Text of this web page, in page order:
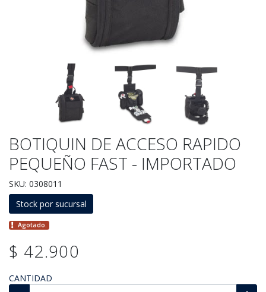
BOTIQUIN DE ACCESO RAPIDO
PEQUEÑO FAST - IMPORTADO
SKU: 0308011
Stock por sucursal
Agotado.
$ 42.900
CANTIDAD